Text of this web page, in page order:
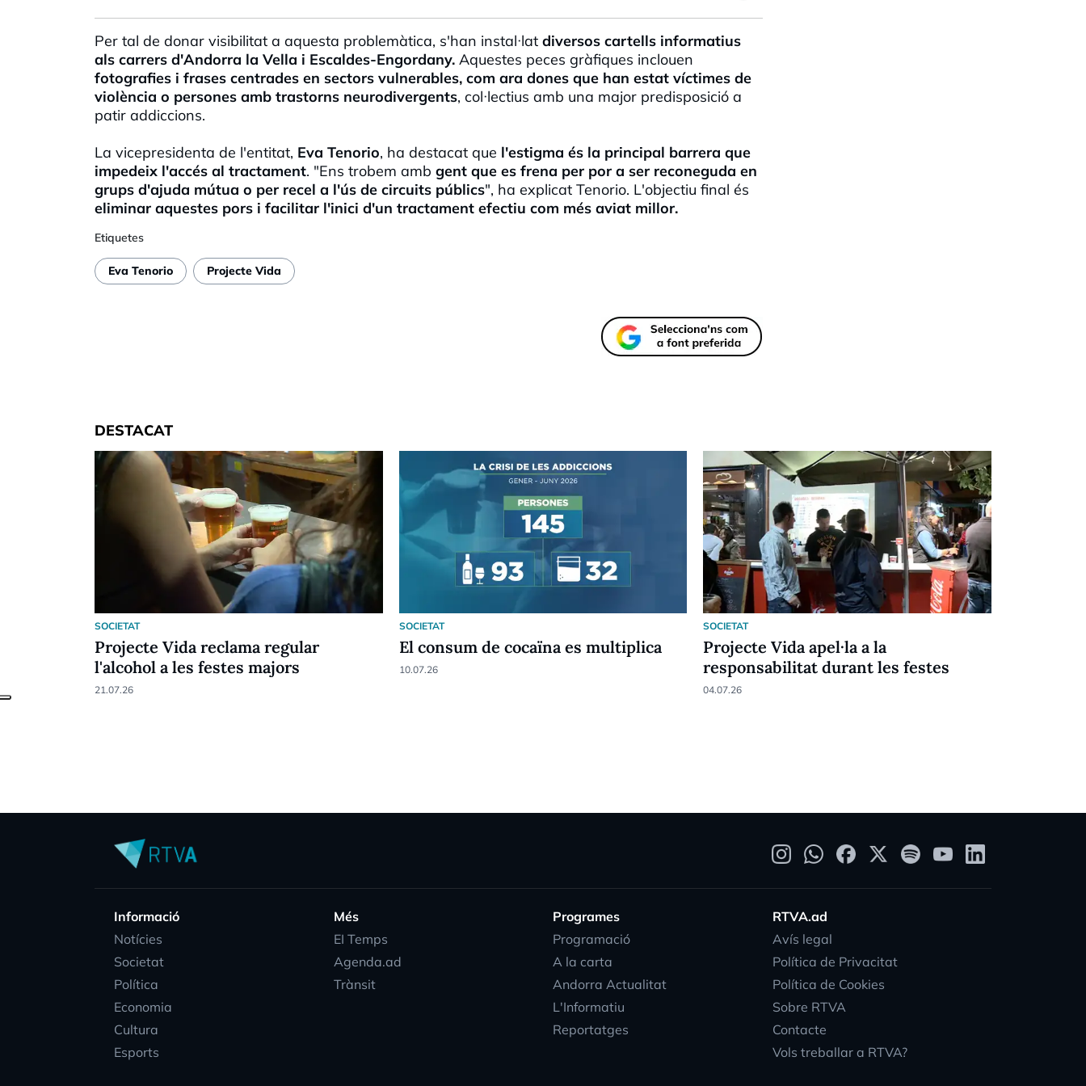
Per tal de donar visibilitat a aquesta problemàtica, s'han instal·lat diversos cartells informatius
als carrers d'Andorra la Vella i Escaldes-Engordany. Aquestes peces gràfiques inclouen
fotografies i frases centrades en sectors vulnerables, com ara dones que han estat víctimes de
violència o persones amb trastorns neurodivergents, col·lectius amb una major predisposició a
patir addiccions.
La vicepresidenta de l'entitat, Eva Tenorio, ha destacat que l'estigma és la principal barrera que
impedeix l'accés al tractament. "Ens trobem amb gent que es frena per por a ser reconeguda en
grups d'ajuda mútua o per recel a l'ús de circuits públics", ha explicat Tenorio. L'objectiu final és
eliminar aquestes pors i facilitar l'inici d'un tractament efectiu com més aviat millor.
Etiquetes
Eva Tenorio Projecte Vida
DESTACAT
SOCIETAT
Projecte Vida reclama regular
l'alcohol a les festes majors
21.07.26
SOCIETAT
El consum de cocaïna es multiplica
10.07.26
SOCIETAT
Projecte Vida apel·la a la
responsabilitat durant les festes
04.07.26
Informació
Notícies
Societat
Política
Economia
Cultura
Esports
Més
EI Temps
Agenda.ad
Trànsit
Programes
Programació
A la carta
Andorra Actualitat
L'Informatiu
Reportatges
RTVA.ad
Avís legal
Política de Privacitat
Política de Cookies
Sobre RTVA
Contacte
Vols treballar a RTVA?